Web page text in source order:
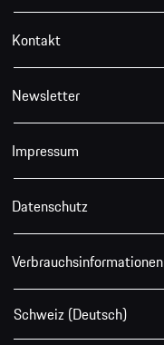
Kontakt
Newsletter
Impressum
Datenschutz
Verbrauchsinformationen
Schweiz (Deutsch)